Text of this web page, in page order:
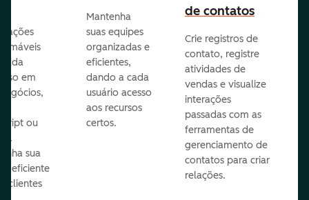
em
ou
sua
eficiente
clientes
Mantenha
suas equipes
organizadas e
eficientes,
dando a cada
usuário acesso
aos recursos
certos.
de contatos
Crie registros de
contato, registre
atividades de
vendas e visualize
interações
passadas com as
ferramentas de
gerenciamento de
contatos para criar
relações.